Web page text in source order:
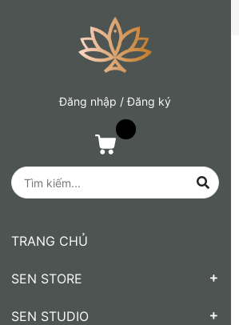
Đăng nhập /Đăng ký
TRANG CHỦ
SEN STORE
SEN STUDIO